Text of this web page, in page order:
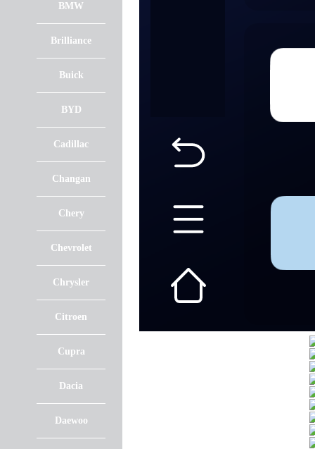
BMW
Brilliance
Buick
BYD
Cadillac
Changan
Chery
Chevrolet
Chrysler
Citroen
Cupra
Dacia
Daewoo